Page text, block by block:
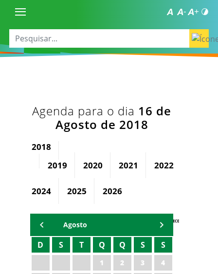
Agenda para o dia 16 de
Agosto de 2018
2018
2019
2020 2021 2022
2024 2025 2026
AGENDA IPECE
Agosto
D S T Q Q S S
1 2 3
4